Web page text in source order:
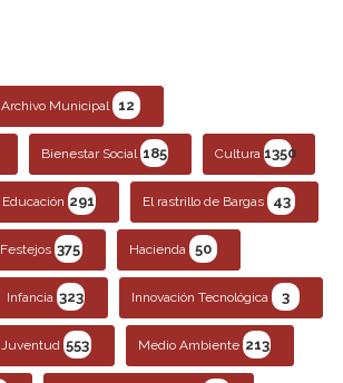
Archivo Municipal 12
Bienestar Social 185 Cultura 1350
Educación 291 El rastrillo de Bargas 43
Festejos 375 Hacienda 50
Infancia 323 Innovación Tecnológica 3
Juventud 553 Medio Ambiente 213